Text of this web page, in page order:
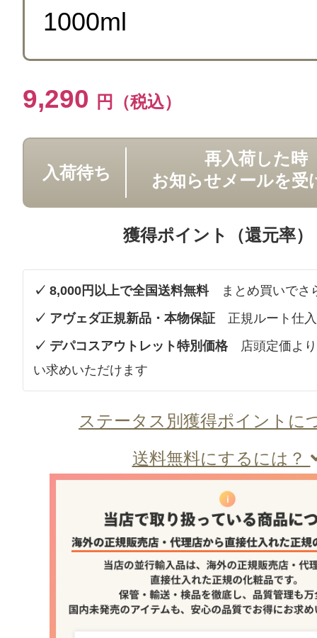
9,290 円（税込）
入荷待ち
再入荷した時
お知らせメールを受
獲得ポイント（還元率）
✓ 8,000円以上で全国送料無料まとめ買いでさ
✓ アヴェダ正規新品・本物保証 正規ルート仕
✓ デパコスアウトレット特別価格店頭定価より
い求めいただけます
ステータス別獲得ポイントに
送料無料にするには？